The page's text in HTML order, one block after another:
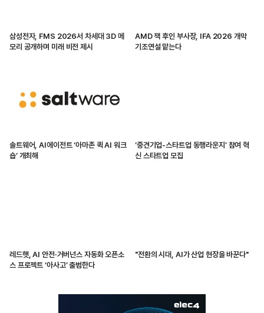
삼성전자, FMS 2026서 차세대 3D 메
모리 공개하며 미래 비전 제시
AMD 잭 후인 부사장, IFA 2026 개막
기조연설 맡는다
솔트웨어, AI에이전트 ‘아마존 퀵 AI 워크
숍’ 개최해
‘중견기업-스타트업 동행라운지’ 참여 혁
신 스타트업 모집
레드햇, AI 안전·거버넌스 자동화 오픈소
스 프로젝트 ‘아사고’ 출범한다
"전환의 시대, AI가 산업 현장을 바꾼다"